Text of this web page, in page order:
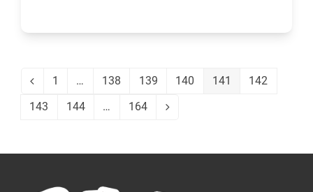
Vorheriger
Seite
1 … Seite
138 Seite
139 Seite
140 Seite
141 Seite
142
Seite
143 Seite
144 … Seite
164 Vorwärts